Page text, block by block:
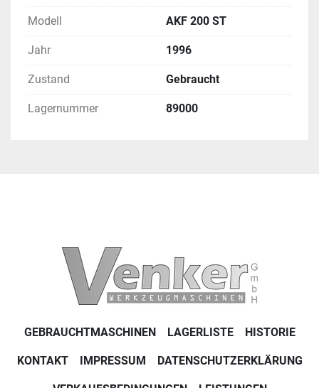
Modell AKF 200 ST
Jahr 1996
Zustand Gebraucht
Lagernummer 89000
GEBRAUCHTMASCHINEN LAGERLISTE HISTORIE
KONTAKT IMPRESSUM DATENSCHUTZERKLÄRUNG